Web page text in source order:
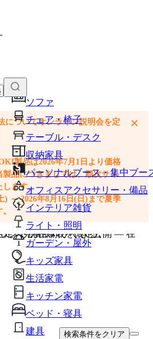
ソファ
チェア・椅子
テーブル・デスク
収納家具
パーソナルブース・集中ブー
オフィスアクセサリー・備品
インテリア雑貨
ライト・照明
ガーデン・屋外
キッズ家具
生活家電
キッチン家電
ベッド・寝具
建具
貼り付けて、カートに追加できます
についてオンライン説明会を定
製品は2026年7月1日より価格
品につきましては、順次サイ
します。
) ～ 2026年8月16日(日)まで夏季
×
検索条件をクリア